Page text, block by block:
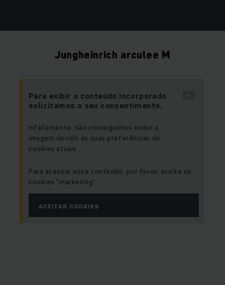
Jungheinrich arculee M
Para exibir o conteúdo incorporado
solicitamos o seu consentimento.
Infelizmente, não conseguimos exibir a
imagem devido às suas preferências de
cookies atuais.
Para acessar esse conteúdo, por favor, aceite os
cookies "marketing“.
ACEITAR COOKIES